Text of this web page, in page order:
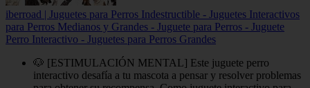
iberroad | Juguetes para Perros Indestructible - Juguetes Interactivos
para Perros Medianos y Grandes - Juguete para Perros - Juguete
Perro Interactivo - Juguetes para Perros Grandes
🐶 [ESTIMULACIÓN MENTAL] Este juguete perro
interactivo desafía a tu mascota a pensar y resolver problemas